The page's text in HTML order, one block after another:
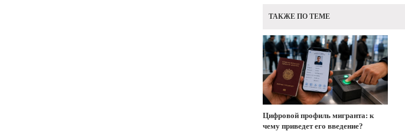
ТАКЖЕ ПО ТЕМЕ
Цифровой профиль мигранта: к
чему приведет его введение?